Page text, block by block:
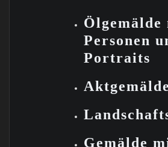
Ölgemälde
Personen
Portraits
Aktgemälde
Gemälde